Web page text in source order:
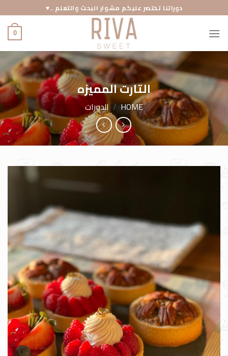
to
content
دوراتنا تختصر عليكم مشوار البحث والتعلم ..♥️
0
التارت المميزه
HOME
/ الدورات